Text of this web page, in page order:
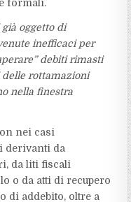
formali.
oggetto di
inefficaci per
debiti rimasti
delle rottamazioni
nella finestra
nei casi
derivanti da
da liti fiscali
o da atti di recupero
di addebito, oltre a